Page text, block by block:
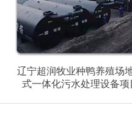
辽宁超润牧业种鸭养殖场
式一体化污水处理设备项